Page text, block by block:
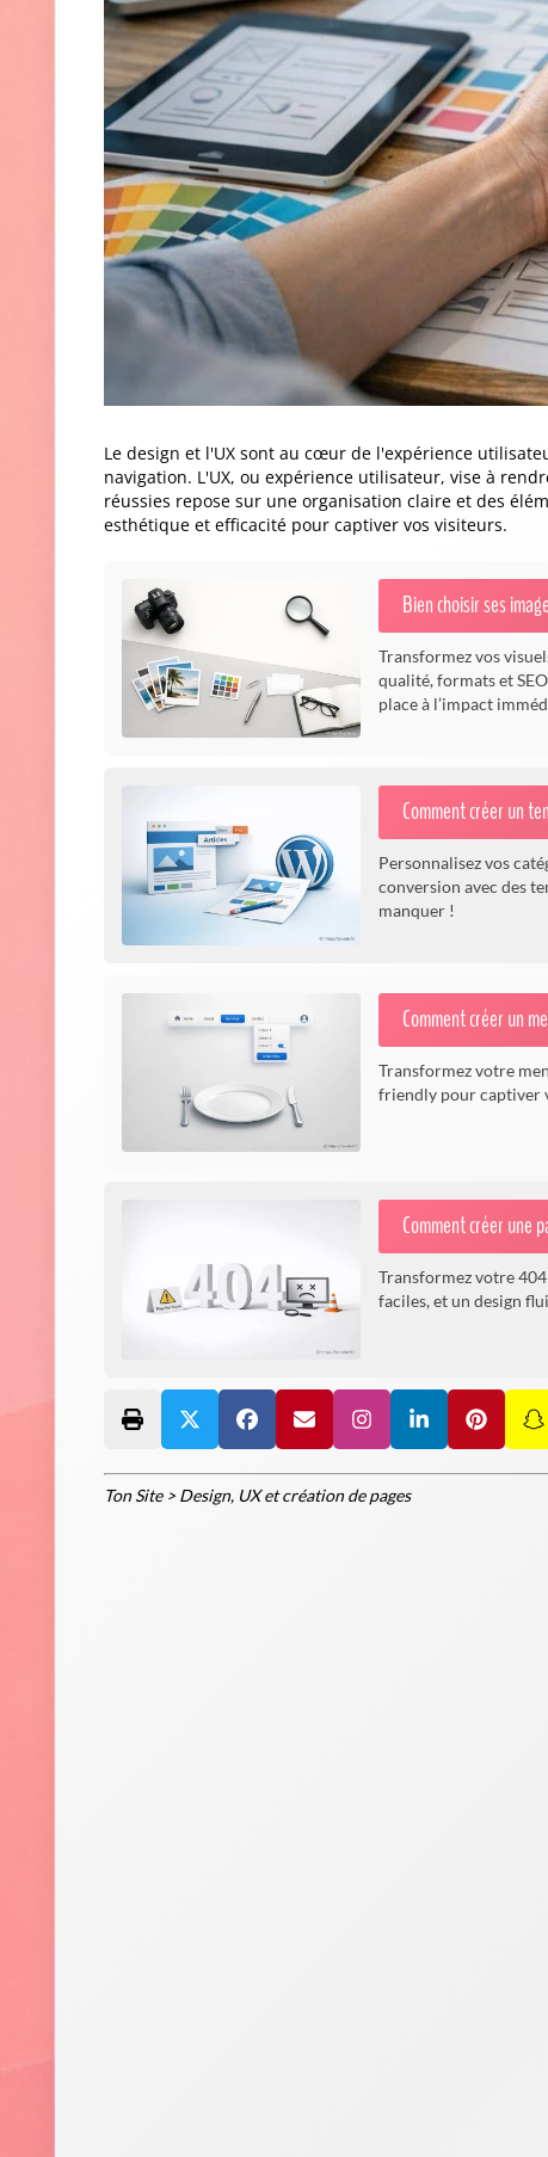
Le design et l'UX sont au cœur de l'expérience
navigation. L'UX, ou expérience utilisateur, vise à
réussies repose sur une organisation claire et des
esthétique et efficacité pour captiver vos visiteurs.
Bien choisir ses
Transformez vos
qualité, formats et
place à l’impact
Comment créer un
Personnalisez vos
conversion avec des
manquer !
Comment créer un
Transformez votre
friendly pour captiver
Comment créer une
Transformez votre
faciles, et un design
Ton Site >Design, UX et création de pages